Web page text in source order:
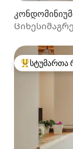
სტუმართა
სტუმართა